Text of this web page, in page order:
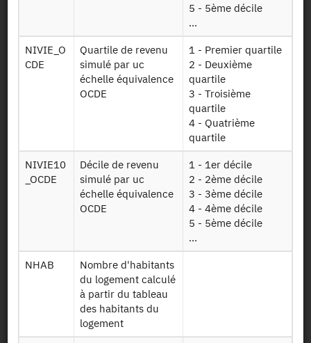
2015, 2014, 2013, 2012, 2011, 2010, 2009, 2008, 2007
Comité du Secret Statistique
12/08/2022
Dessin de fichier
Données
individuelles du
"tronc commun
des enquêtes
auprès des
5 - 5ème décile
...
NIVIE_O
CDE
Quartile de revenu
simulé par uc
échelle équivalence
OCDE
1 - Premier quartile
2 - Deuxième
quartile
3 - Troisième
quartile
4 - Quatrième
quartile
NIVIE10
_OCDE
Décile de revenu
simulé par uc
échelle équivalence
OCDE
1 - 1er décile
2 - 2ème décile
3 - 3ème décile
4 - 4ème décile
5 - 5ème décile
...
NHAB
Nombre d'habitants
du logement calculé
à partir du tableau
des habitants du
logement